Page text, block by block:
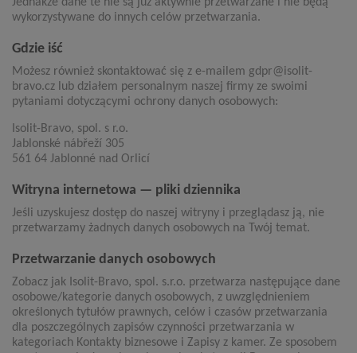
Jednakże dane te nie są już aktywnie przetwarzane i nie będą
wykorzystywane do innych celów przetwarzania.
Gdzie iść
Możesz również skontaktować się z e-mailem gdpr@isolit-
bravo.cz lub działem personalnym naszej firmy ze swoimi
pytaniami dotyczącymi ochrony danych osobowych:
Isolit-Bravo, spol. s r.o.
Jablonské nábřeží 305
561 64 Jablonné nad Orlicí
Witryna internetowa — pliki dziennika
Jeśli uzyskujesz dostęp do naszej witryny i przeglądasz ją, nie
przetwarzamy żadnych danych osobowych na Twój temat.
Przetwarzanie danych osobowych
Zobacz jak Isolit-Bravo, spol. s.r.o. przetwarza następujące dane
osobowe/kategorie danych osobowych, z uwzględnieniem
określonych tytułów prawnych, celów i czasów przetwarzania
dla poszczególnych zapisów czynności przetwarzania w
kategoriach Kontakty biznesowe i Zapisy z kamer. Ze sposobem